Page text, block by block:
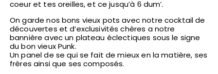
coeur et tes oreilles, et ce jusqu’à 6 dum’.
On garde nos bons vieux pots avec notre cocktail de
découvertes et d’exclusivités chères a notre
bannière avec un plateau éclectiques sous le signe
du bon vieux Punk.
Un panel de se qui se fait de mieux en la matière, ses
frères ainsi que ses composés.